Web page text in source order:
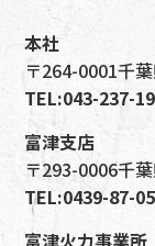
本社
〒264-0001千
TEL:043-237-
富津支店
〒293-0006千
TEL:0439-87-
富津火力事業所